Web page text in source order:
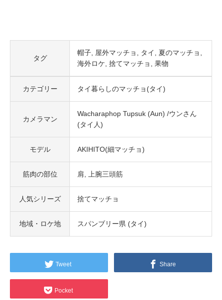
タグ
帽子 屋外マッチョ タイ
夏のマッチョ
海外ロケ 捨てマッチョ 果物
カテゴリー タイ暮らしのマッチョ(タイ)
カメラマン
Wacharaphop Tupsuk (Aun) /ウンさん
(タイ人)
モデル AKIHITO(細マッチョ)
筋肉の部位 肩 上腕三頭筋
人気シリーズ 捨てマッチョ
地域・ロケ地 スパンブリー県 (タイ)
Tweet Share
Pocket